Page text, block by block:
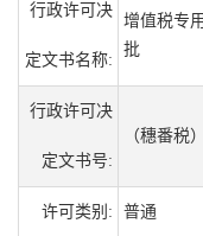
行政许可决
定文书名称:
增值税专
批
行政许可决
定文书号:
（穗番税
许可类别: 普通